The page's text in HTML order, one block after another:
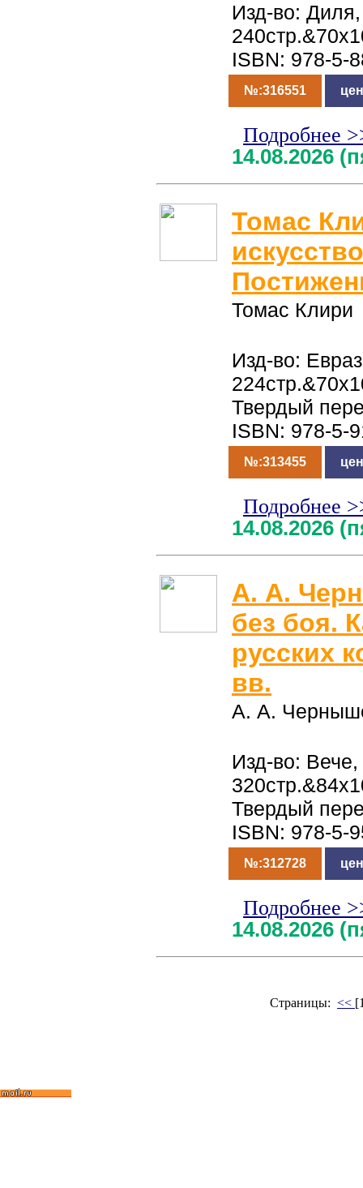
Изд-во: Диля,
ISBN: 978-5-
№:316551
Подробнее
14.08.2026
Томас
Томас Клири
Изд-во:
Твердый
ISBN: 978-5-
№:313455
Подробнее
14.08.2026
А. А.
без боя.
русских
вв.
А. А.
Изд-во: Вече,
Твердый
ISBN: 978-5-
№:312728
Подробнее
14.08.2026
Страницы: <<